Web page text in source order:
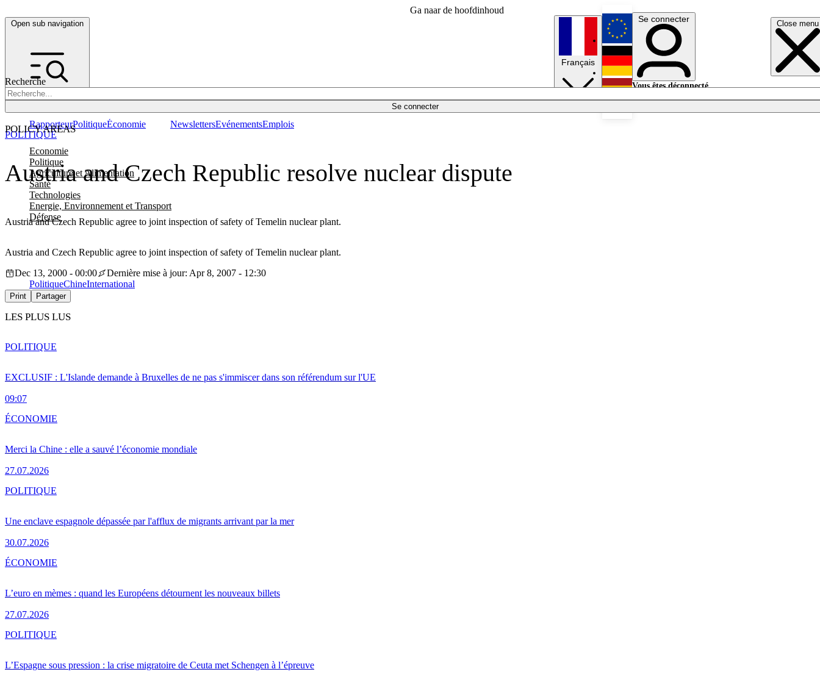
Ga naar de hoofdinhoud
Open sub navigation Close menu
Recherche
Se connecter
POLICY AREAS
Economie
Politique
Agriculture et Alimentation
Santé
Technologies
Energie, Environnement et Transport
Défense
RapporteurPolitiqueÉconomie NewslettersEvénementsEmplois
Français
English
Deutsch
Se connecter
Vous êtes déconnecté.
Austria and Czech Republic resolve nuclear dispute
Austria and Czech Republic agree to joint inspection of safety of Temelin nuclear plant.
POLITIQUE
Austria and Czech Republic agree to joint inspection of safety of Temelin nuclear plant.
Dec 13, 2000 - 00:00
Dernière mise à jour: Apr 8, 2007 - 12:30
PolitiqueChineInternational
Print Partager
LES PLUS LUS
EXCLUSIF : L'Islande demande à Bruxelles de ne pas s'immiscer dans son référendum sur l'UE
09:07
POLITIQUE
Merci la Chine : elle a sauvé l’économie mondiale
27.07.2026
ÉCONOMIE
Une enclave espagnole dépassée par l'afflux de migrants arrivant par la mer
30.07.2026
POLITIQUE
L’euro en mèmes : quand les Européens détournent les nouveaux billets
27.07.2026
ÉCONOMIE
L’Espagne sous pression : la crise migratoire de Ceuta met Schengen à l’épreuve
POLITIQUE